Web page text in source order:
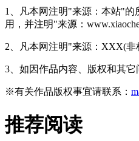
1、凡本网注明"来源：本站"的
用，并注明"来源：
2、凡本网注明"来源：XXX(非
3、如因作品内容、版权和其它
※有关作品版权事宜请联系：
推荐阅读